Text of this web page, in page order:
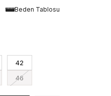
Beden Tablosu
42
46